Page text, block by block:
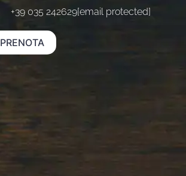
+39 035 242629[email protected]
PRENOTA